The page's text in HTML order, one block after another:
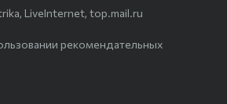
LiveInternet, top.mail.ru
рекомендательных